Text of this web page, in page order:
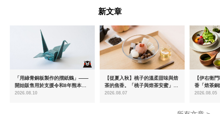
新文章
「用綠青銅板製作的摺紙鶴」——
開始販售用於支援令和8年熊本地
震的慈善商品
2026.08.10
【從夏入秋】桃子的溫柔甜味與焙
茶的焦香。「桃子與焙茶安蜜」將
於8月中旬起限時販售
2026.08.07
【伊右衛
香「焙茶
「宇治抹
2026.08.05